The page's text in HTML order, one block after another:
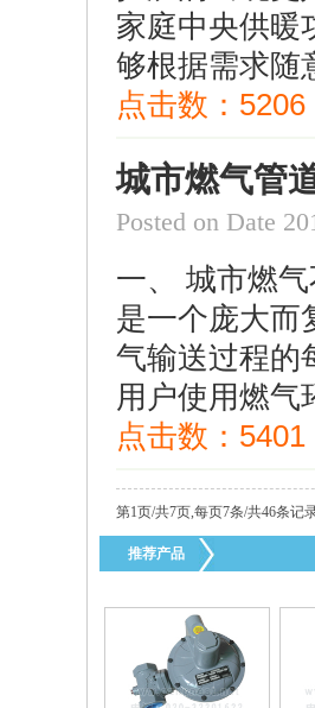
家庭中央供暖
够根据需求随
点击数： 5206
城市燃气管
Posted on Date
一、 城市燃
是一个庞大而
气输送过程的
用户使用燃气
点击数： 5401
第1页/共7页,每页7条/共46条记
推荐产品